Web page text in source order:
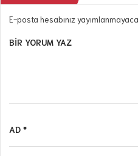
E-posta hesabınız
BIR YORUM YAZ
AD *